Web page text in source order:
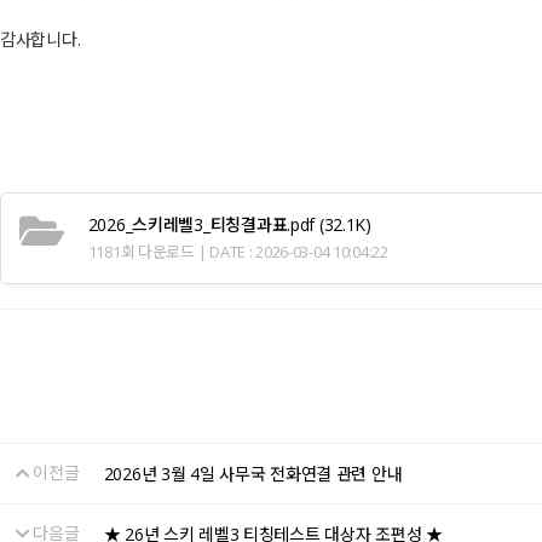
감사합니다.
2026_스키레벨3_티칭결과표.pdf(32.1K)
1181회 다운로드 | DATE : 2026-03-04 10:04:22
이전글 2026년 3월 4일 사무국 전화연결 관련 안내
다음글 ★ 26년 스키 레벨3 티칭테스트 대상자 조편성 ★